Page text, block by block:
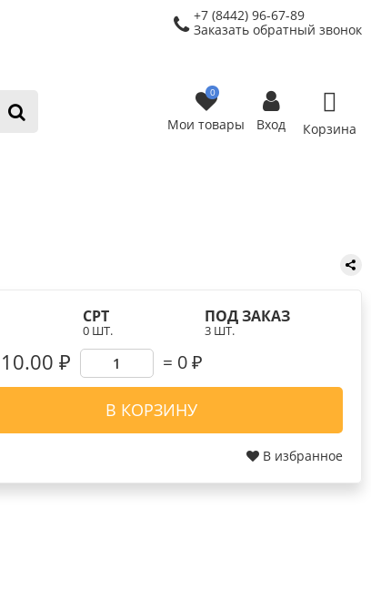
+7 (8442) 96-67-89
Заказать обратный звонок
0
Мои товары Вход Корзина
СРТ
0 ШТ.
ПОД ЗАКАЗ
3 ШТ.
₽ 0₽
В КОРЗИНУ
В избранное